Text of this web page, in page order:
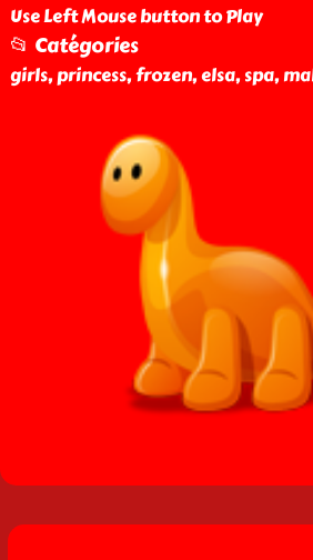
Use Left Mouse button to Play
📂 Catégories
girls, princess, frozen, elsa, spa,